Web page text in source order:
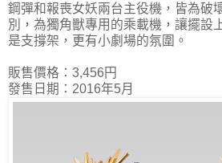
鋼彈和報喪女妖兩台主役機，皆為破
別，為獨角獸專用的乘載機，讓擺設
是支撐架，更有小劇場的氛圍。
販售價格：3,456円
發售日期：2016年5月